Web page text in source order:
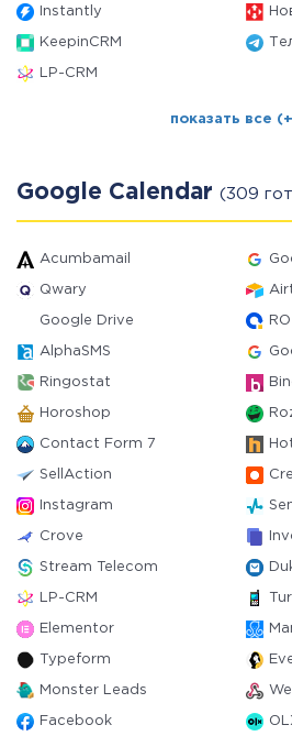
Instantly
KeepinCRM
LP-CRM
показать все
Google Calendar (309
Acumbamail
Qwary
Google Drive
AlphaSMS
Ringostat
Horoshop
Contact Form 7
SellAction
Instagram
Crove
Stream Telecom
LP-CRM
Elementor
Typeform
Monster Leads
Facebook